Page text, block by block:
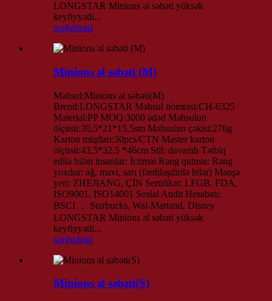
LONGSTAR Minions əl səbəti yüksək
keyfiyyətli...
sorğudetal
Minions əl səbəti (M)
Məhsul:Minions əl səbəti(M)
Brend:LONGSTAR Məhsul nömrəsi:CH-6325
Material:PP MOQ:3000 ədəd Məhsulun
ölçüsü:30,5*21*15,5sm Məhsulun çəkisi:276g
Karton miqdarı:30pcs/CTN Master karton
ölçüsü:43,5*32,5 *46cm Stil: davamlı Tətbiq
edilə bilən insanlar: İctimai Rəng qutusu: Rəng
yoxdur: ağ, mavi, sarı (fərdiləşdirilə bilər) Mənşə
yeri: ZHEJIANG, ÇİN Sertifikat: LFGB, FDA,
ISO9001, ISO14001 Sosial Audit Hesabatı:
BSCI ， Starbucks, Wal-Martand, Disney
LONGSTAR Minions əl səbəti yüksək
keyfiyyətli...
sorğudetal
Minions əl səbəti(S)